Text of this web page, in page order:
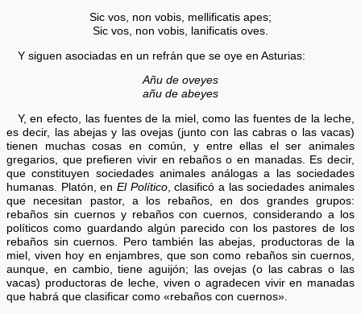
Sic vos, non vobis, mellificatis apes;
Sic vos, non vobis, lanificatis oves.
Y siguen asociadas en un refrán que se oye en Asturias:
Añu de oveyes
añu de abeyes
Y, en efecto, las fuentes de la miel, como las fuentes de la leche,
es decir, las abejas y las ovejas (junto con las cabras o las vacas)
tienen muchas cosas en común, y entre ellas el ser animales
gregarios, que prefieren vivir en rebaños o en manadas. Es decir,
que constituyen sociedades animales análogas a las sociedades
humanas. Platón, enEl Político, clasificó a las sociedades animales
que necesitan pastor, a los rebaños, en dos grandes grupos:
rebaños sin cuernos y rebaños con cuernos, considerando a los
políticos como guardando algún parecido con los pastores de los
rebaños sin cuernos. Pero también las abejas, productoras de la
miel, viven hoy en enjambres, que son como rebaños sin cuernos,
aunque, en cambio, tiene aguijón; las ovejas (o las cabras o las
vacas) productoras de leche, viven o agradecen vivir en manadas
que habrá que clasificar como «rebaños con cuernos».